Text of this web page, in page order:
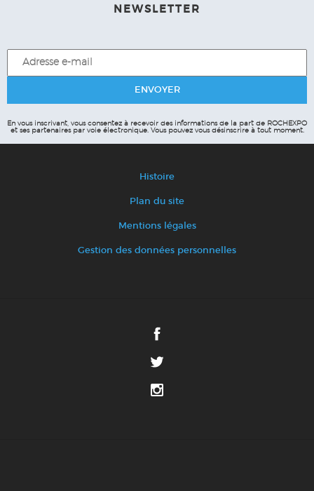
NEWSLETTER
En vous inscrivant, vous consentez à recevoir des informations de la part de ROCHEXPO
et ses partenaires par voie électronique.Vous pouvez vous désinscrire à tout moment.
Histoire
Plan du site
Mentions légales
Gestion des données personnelles